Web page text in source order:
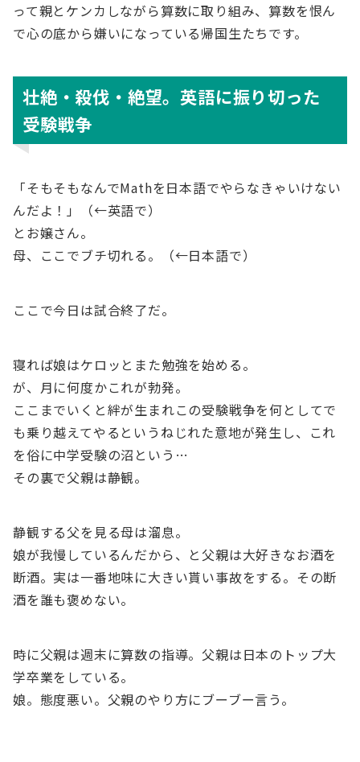
って親とケンカしながら算数に取り組み、算数を恨ん
で心の底から嫌いになっている帰国生たちです。
壮絶・殺伐・絶望。英語に振り切った
受験戦争
「そもそもなんでMathを日本語でやらなきゃいけない
んだよ！」（←英語で）
とお嬢さん。
母、ここでブチ切れる。（←日本語で）
ここで今日は試合終了だ。
寝れば娘はケロッとまた勉強を始める。
が、月に何度かこれが勃発。
ここまでいくと絆が生まれこの受験戦争を何としてで
も乗り越えてやるというねじれた意地が発生し、これ
を俗に中学受験の沼という…
その裏で父親は静観。
静観する父を見る母は溜息。
娘が我慢しているんだから、と父親は大好きなお酒を
断酒。実は一番地味に大きい貰い事故をする。その断
酒を誰も褒めない。
時に父親は週末に算数の指導。父親は日本のトップ大
学卒業をしている。
娘。態度悪い。父親のやり方にブーブー言う。